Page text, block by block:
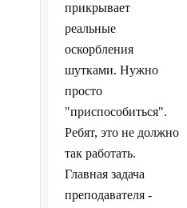
прикрывает
реальные
оскорбления
шутками. Нужно
просто
"приспособиться".
Ребят, это не должно
так работать.
Главная задача
преподавателя -